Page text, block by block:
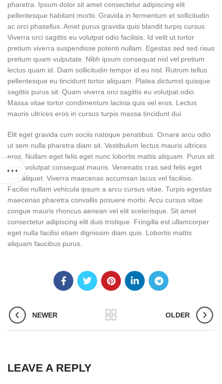
pharetra. Ipsum dolor sit amet consectetur adipiscing elit
pellentesque habitant morbi. Gravida in fermentum et sollicitudin
ac orci phasellus. Amet purus gravida quis blandit turpis cursus.
Viverra orci sagittis eu volutpat odio facilisis. Id velit ut tortor
pretium viverra suspendisse potenti nullam. Egestas sed sed risus
pretium quam vulputate. Nibh ipsum consequat nisl vel pretium
lectus quam id. Diam sollicitudin tempor id eu nisl. Rutrum tellus
pellentesque eu tincidunt tortor aliquam. Platea dictumst quisque
sagittis purus sit. Quam viverra orci sagittis eu volutpat odio.
Massa vitae tortor condimentum lacinia quis vel eros. Lectus
mauris ultrices eros in cursus turpis massa tincidunt dui.
Elit eget gravida cum sociis natoque penatibus. Ornare arcu odio
ut sem nulla pharetra diam sit. Vestibulum lectus mauris ultrices
eros. Nullam eget felis eget nunc lobortis mattis aliquam. Purus sit
amet volutpat consequat mauris. Venenatis cras sed felis eget
velit aliquet. Viverra maecenas accumsan lacus vel facilisis.
Facilisi nullam vehicula ipsum a arcu cursus vitae. Turpis egestas
maecenas pharetra convallis posuere morbi. Arcu cursus vitae
congue mauris rhoncus aenean vel elit scelerisque. Sit amet
consectetur adipiscing elit duis tristique. Fringilla est ullamcorper
eget nulla facilisi etiam dignissim diam quis. Lobortis mattis
aliquam faucibus purus.
NEWER OLDER
LEAVE A REPLY